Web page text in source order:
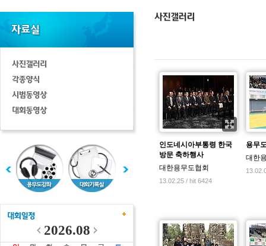
2026.08
인도네시아부통령 한국
방문 축하행사
대한용무도협회
13.02.25 / hit 6424
용무
대한